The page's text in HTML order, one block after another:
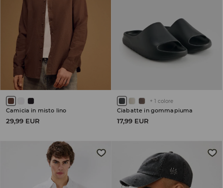
Camicia in misto lino
29,99 EUR
+ 1 colore
Ciabatte in gommapiuma
17,99 EUR